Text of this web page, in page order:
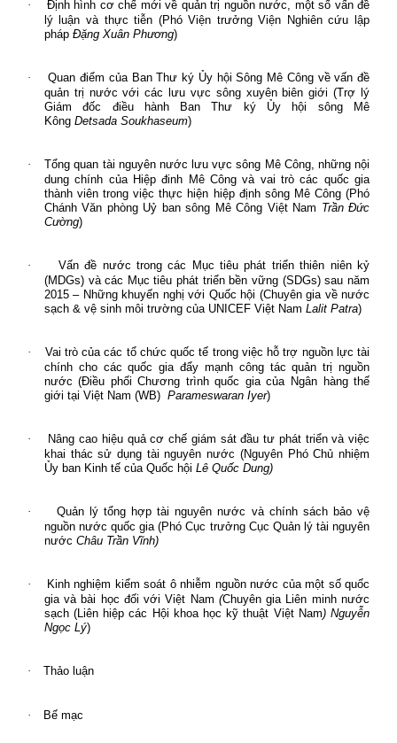
·
Định hình cơ chế mới về quản trị nguồn nước, một số vấn đề
lý luận và thực tiễn (Phó Viện trưởng Viện Nghiên cứu lập
phápĐặng Xuân Phương)
·
Quan điểm của Ban Thư ký Ủy hội Sông Mê Công về vấn đề
quản trị nước với các lưu vực sông xuyên biên giới (Trợ lý
Giám đốc điều hành Ban Thư ký Ủy hội sông Mê
Kông Detsada Soukhaseum)
·
Tổng quan tài nguyên nước lưu vực sông Mê Công, những nội
dung chính của Hiệp đinh Mê Công và vai trò các quốc gia
thành viên trong việc thực hiện hiệp định sông Mê Công (Phó
Chánh Văn phòng Uỷ ban sông Mê Công Việt Nam Trần Đức
Cường)
·
Vấn đề nước trong các Mục tiêu phát triển thiên niên kỷ
(MDGs) và các Mục tiêu phát triển bền vững (SDGs) sau năm
2015 – Những khuyến nghị với Quốc hội (Chuyên gia về nước
sạch & vệ sinh môi trường của UNICEF Việt Nam Lalit Patra)
·
Vai trò của các tổ chức quốc tế trong việc hỗ trợ nguồn lực tài
chính cho các quốc gia đẩy mạnh công tác quản trị nguồn
nước (Điều phối Chương trình quốc gia của Ngân hàng thế
giới tại Việt Nam (WB) Parameswaran Iyer)
·
Nâng cao hiệu quả cơ chế giám sát đầu tư phát triển và việc
khai thác sử dụng tài nguyên nước (Nguyên Phó Chủ nhiệm
Ủy ban Kinh tế của Quốc hội Lê Quốc Dung)
·
Quản lý tổng hợp tài nguyên nước và chính sách bảo vệ
nguồn nước quốc gia(Phó Cục trưởng Cục Quản lý tài nguyên
nước Châu Trần Vĩnh)
·
Kinh nghiệm kiểm soát ô nhiễm nguồn nước của một số quốc
gia và bài học đối với Việt Nam (Chuyên gia Liên minh nước
sạch (Liên hiệp các Hội khoa học kỹ thuật Việt Nam) Nguyễn
Ngọc Lý)
· Thảo luận
· Bế mạc